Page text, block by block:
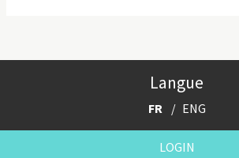
Langue
FR ENG
LOGIN